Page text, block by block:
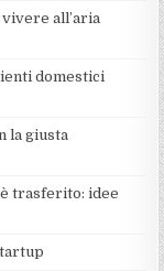
all’aria
domestici
la giusta
trasferito: idee